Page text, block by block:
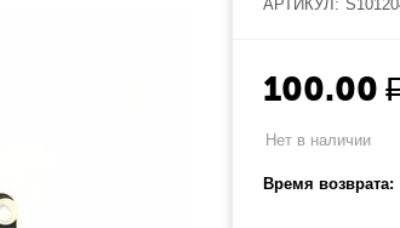
АРТИКУЛ:
100.00
Нет в наличии
Время возврата: